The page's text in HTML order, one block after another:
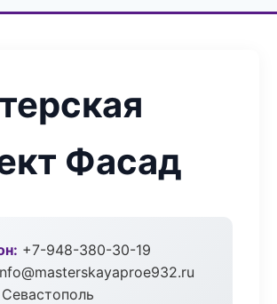
Фасад
+7-948-380-30-19
Севастополь